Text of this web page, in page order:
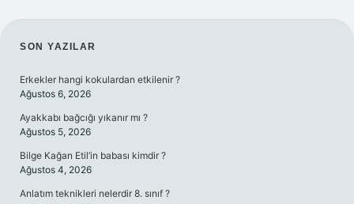
SIDEBAR
SON YAZILAR
Erkekler hangi kokulardan etkilenir ?
Ağustos 6, 2026
Ayakkabı bağcığı yıkanır mı ?
Ağustos 5, 2026
Bilge Kağan Etil’in babası kimdir ?
Ağustos 4, 2026
Anlatım teknikleri nelerdir 8. sınıf ?